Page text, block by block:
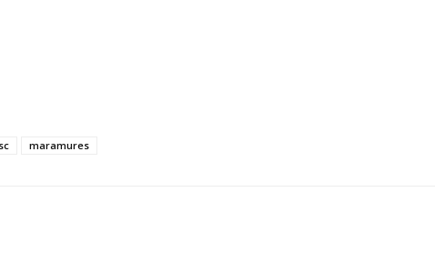
maramures